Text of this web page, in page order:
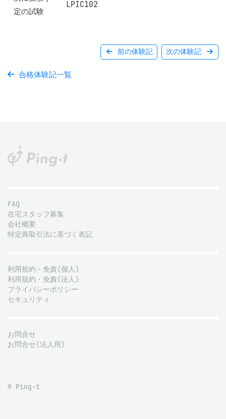
定の試験
LPIC102
前の体験記 次の体験記
合格体験記一覧
FAQ
在宅スタッフ募集
会社概要
特定商取引法に基づく表記
利用規約・免責(個人)
利用規約・免責(法人)
プライバシーポリシー
セキュリティ
お問合せ
お問合せ(法人用)
© Ping-t